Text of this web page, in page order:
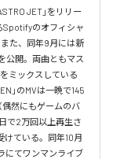
JET」をリリー
Spotifyのオフィシャ
また、同年9月には新
公開。両曲ともマス
ミックスしている
」のMVは一晩で145
偶然にもゲームのバ
で2万回以上再生さ
けている。同年10月
にてワンマンライブ